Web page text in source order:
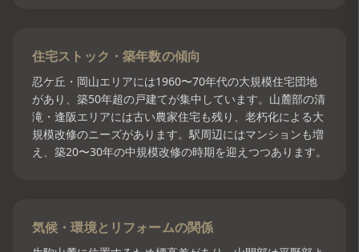
住宅ストック・築年数の傾向
忍ケ丘・岡山エリアには1960〜70年代の大規模住宅団地
があり、築50年超の戸建てが集中しています。山麓部の清
滝・逢阪エリアには古い農家住宅も残り、老朽化による大
規模改修のニーズがあります。駅周辺にはマンションも増
え、築20〜30年の中規模改修の時期を迎えつつあります。
気候・環境とリフォームの関係